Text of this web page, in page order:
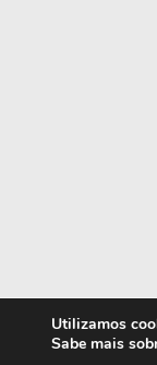
Utilizamos
Sabe mais